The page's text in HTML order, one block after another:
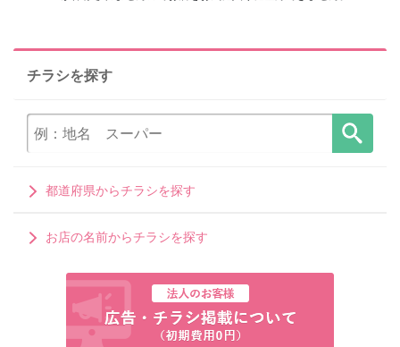
チラシを探す
都道府県からチラシを探す
お店の名前からチラシを探す